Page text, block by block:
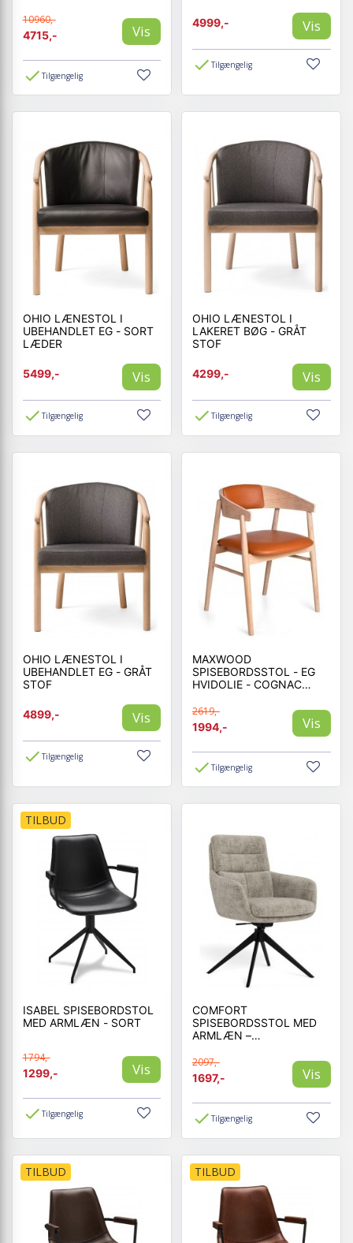
10960,-
4715,-
Vis
Tilgængelig
4999,- Vis
Tilgængelig
OHIO LÆNESTOL I
UBEHANDLET EG - SORT
LÆDER
5499,- Vis
Tilgængelig
OHIO LÆNESTOL I
LAKERET BØG - GRÅT
STOF
4299,- Vis
Tilgængelig
OHIO LÆNESTOL I
UBEHANDLET EG - GRÅT
STOF
4899,- Vis
Tilgængelig
MAXWOOD
SPISEBORDSSTOL - EG
HVIDOLIE - COGNAC
2619,-
1994,-
Vis
Tilgængelig
TILBUD
ISABEL SPISEBORDSTOL
MED ARMLÆN - SORT
1794,-
1299,-
Vis
Tilgængelig
COMFORT
SPISEBORDSSTOL MED
ARMLÆN –
RETUR OG
VIPPEFUNKTION – JUTO
STOF GRÅ
2097,-
1697,-
Vis
Tilgængelig
TILBUD TILBUD